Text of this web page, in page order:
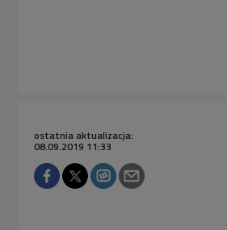
ostatnia aktualizacja:
08.09.2019 11:33